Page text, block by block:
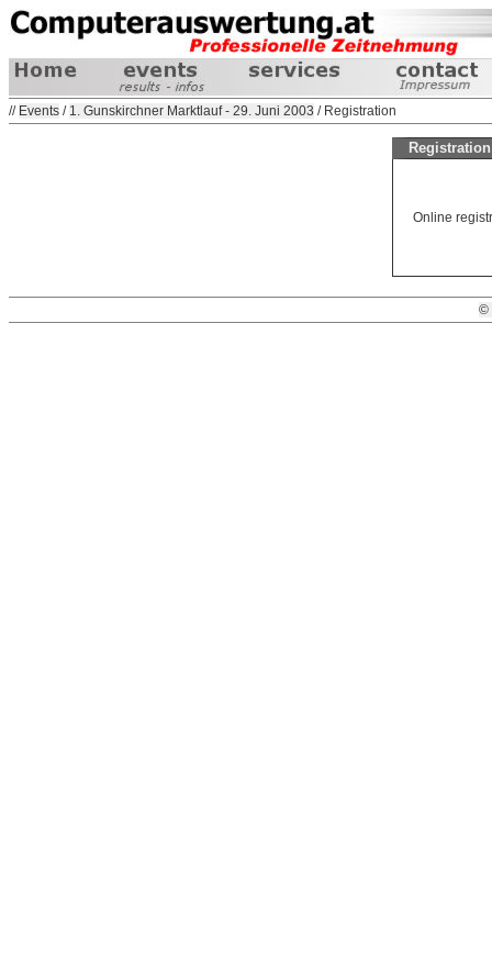
// Events / 1. Gunskirchner Marktlauf - 29. Juni 2003 / Registration
Online
©